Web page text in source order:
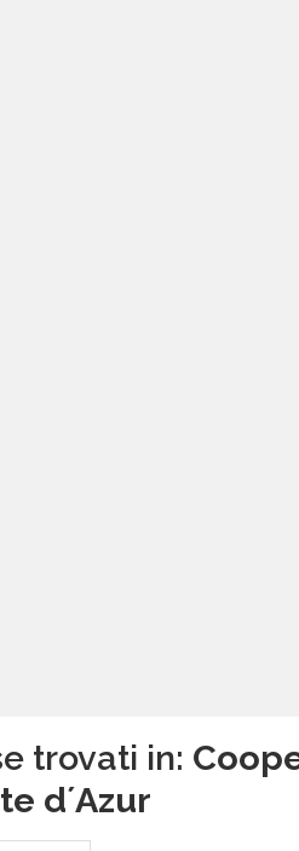
trovati in:
dʼAzur